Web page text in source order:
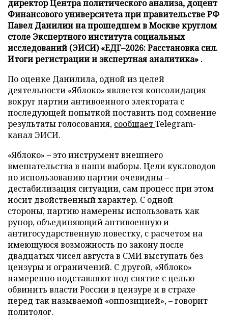
директор Центра политического анализа, доцент
Финансового университета при правительстве РФ
Павел Данилин на прошедшем в Москве круглом
столе Экспертного института социальных
исследований (ЭИСИ) «ЕДГ–2026: Расстановка сил.
Итоги регистрации и экспертная аналитика» .
По оценке Данилила, одной из целей
деятельности «Яблоко» является консолидация
вокруг партии антивоенного электората с
последующей попыткой поставить под сомнение
результаты голосования, сообщаетTelegram-
канал ЭИСИ.
«Яблоко» – это инструмент внешнего
вмешательства в наши выборы. Цели кукловодов
по использованию партии очевидны –
дестабилизация ситуации, сам процесс при этом
носит двойственный характер. С одной
стороны, партию намерены использовать как
рупор, объединяющий антивоенную и
антигосударственную повестку, с расчетом на
имеющуюся возможность по закону после
двадцатых чисел августа в СМИ выступать без
цензуры и ограничений. С другой, «Яблоко»
намеренно подставляют под снятие с целью
обвинить власти России в цензуре и в страхе
перед так называемой «оппозицией», – говорит
политолог.